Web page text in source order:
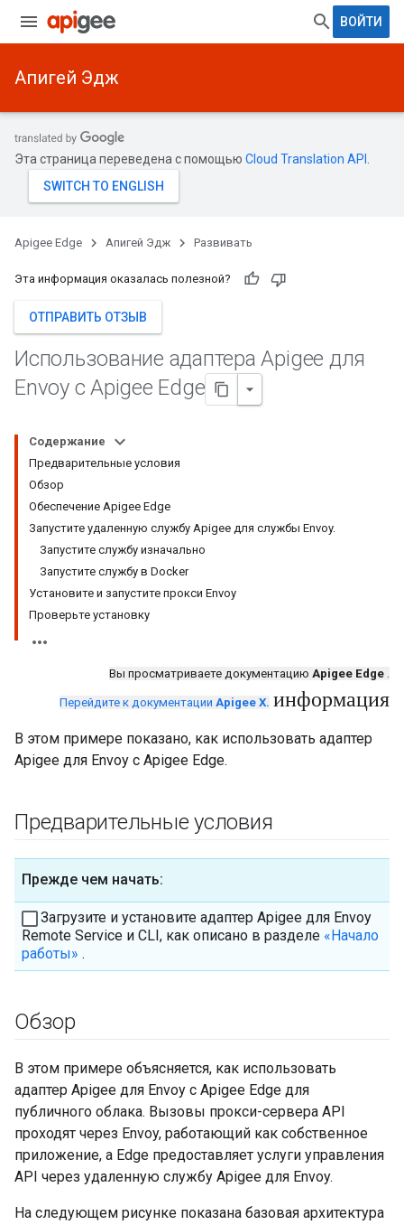
ВОЙТИ
Апигей Эдж
Эта страница переведена с помощью Cloud Translation API
Apigee Edge Апигей Эдж Развивать
Эта информация оказалась полезной?
ОТПРАВИТЬ ОТЗЫВ
Использование адаптера Apigee для
Envoy с Apigee Edge
Содержание
Предварительные условия
Обзор
Обеспечение Apigee Edge
Запустите удаленную службу Apigee для службы Envoy.
Запустите службу изначально
Запустите службу в Docker
Установите и запустите прокси Envoy
Проверьте установку
Вы просматриваете документацию Apigee Edge .
Перейдите к документации Apigee X. информация
В этом примере показано, как использовать адаптер
Apigee для Envoy с Apigee Edge.
Предварительные условия
Прежде чем начать:
Загрузите и установите адаптер Apigee для Envoy
Remote Service и CLI, как описано в разделе «Начало
работы» .
Обзор
В этом примере объясняется, как использовать
адаптер Apigee для Envoy с Apigee Edge для
публичного облака. Вызовы прокси-сервера API
проходят через Envoy, работающий как собственное
приложение, а Edge предоставляет услуги управления
API через удаленную службу Apigee для Envoy.
На следующем рисунке показана базовая архитектура